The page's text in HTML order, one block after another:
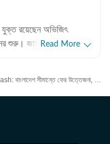
যুক্ত রয়েছেন অভিজিৎ
শুরু। জাতীয়, আন্তর্জাতিক
এছাড়া আকাশবাণীতে রেডিও
ছাড়া খেলাধুলো, ইতিহাসে
Read More
নিজেদের নাগরিককে নিল না BGB, ছোড়া হল পাথর